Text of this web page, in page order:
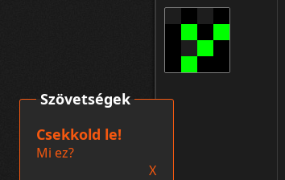
Szövetségek
Csekkold le!
Mi ez?
X